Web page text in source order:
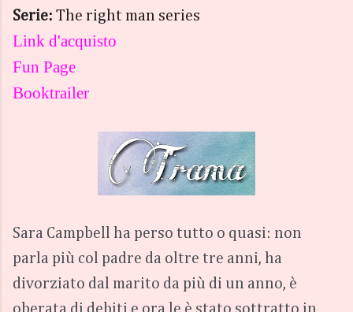
Serie: The right man series
Link d'acquisto
Fun Page
Booktrailer
Sara Campbell ha perso tutto o quasi: non
parla più col padre da oltre tre anni, ha
divorziato dal marito da più di un anno, è